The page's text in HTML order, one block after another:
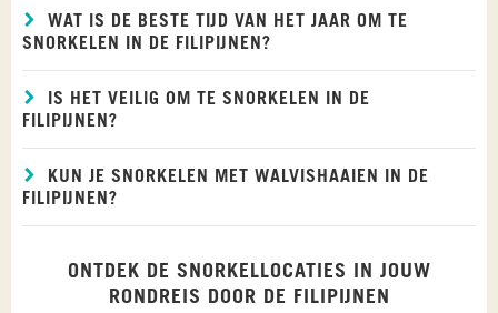
WAT IS DE BESTE TIJD VAN HET JAAR OM TE
SNORKELEN IN DE FILIPIJNEN?
IS HET VEILIG OM TE SNORKELEN IN DE
FILIPIJNEN?
KUN JE SNORKELEN MET WALVISHAAIEN IN DE
FILIPIJNEN?
ONTDEK DE SNORKELLOCATIES IN JOUW
RONDREIS DOOR DE FILIPIJNEN